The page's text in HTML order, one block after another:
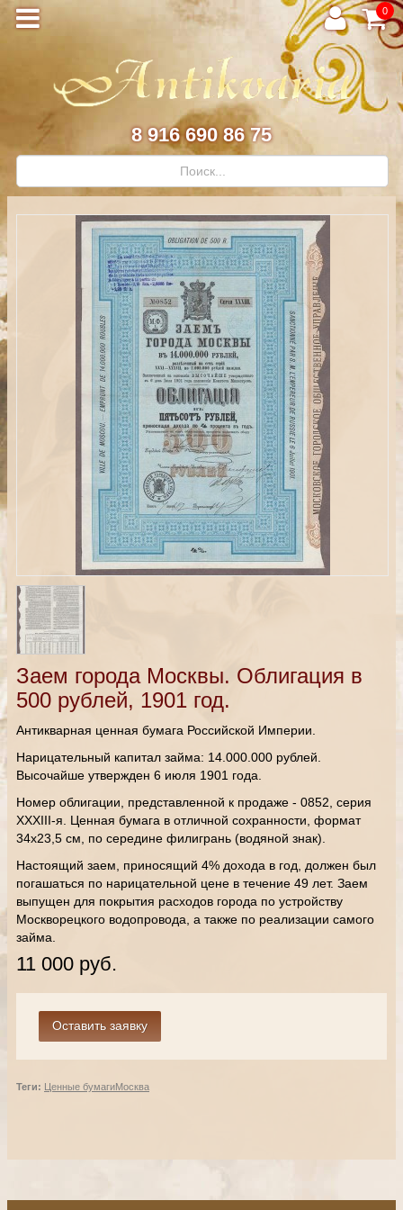
0
8 916 690 86 75
Заем города Москвы. Облигация в
500 рублей, 1901 год.
Антикварная ценная бумага Российской Империи.
Нарицательный капитал займа: 14.000.000 рублей.
Высочайше утвержден 6 июля 1901 года.
Номер облигации, представленной к продаже - 0852, серия
XXXIII-я. Ценная бумага в отличной сохранности, формат
34х23,5 см, по середине филигрань (водяной знак).
Настоящий заем, приносящий 4% дохода в год, должен был
погашаться по нарицательной цене в течение 49 лет. Заем
выпущен для покрытия расходов города по устройству
Москворецкого водопровода, а также по реализации самого
займа.
11 000 руб.
Теги: Ценные бумагиМосква